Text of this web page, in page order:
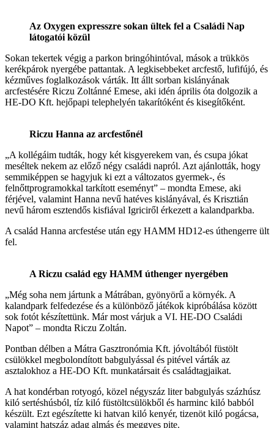
Az Oxygen expresszre sokan ültek fel a Családi Nap
látogatói közül
Sokan tekertek végig a parkon bringóhintóval, mások a trükkös
kerékpárok nyergébe pattantak. A legkisebbeket arcfestő, lufifújó, és
kézműves foglalkozások várták. Itt állt sorban kislányának
arcfestésére Riczu Zoltánné Emese, aki idén április óta dolgozik a
HE-DO Kft. hejőpapi telephelyén takarítóként és kisegítőként.
Riczu Hanna az arcfestőnél
„A kollégáim tudták, hogy két kisgyerekem van, és csupa jókat
meséltek nekem az előző négy családi napról. Azt ajánlották, hogy
semmiképpen se hagyjuk ki ezt a változatos gyermek-, és
felnőttprogramokkal tarkított eseményt” – mondta Emese, aki
férjével, valamint Hanna nevű hatéves kislányával, és Krisztián
nevű három esztendős kisfiával Igriciről érkezett a kalandparkba.
A család Hanna arcfestése után egy HAMM HD12-es úthengerre ült
fel.
A Riczu család egy HAMM úthenger nyergében
„Még soha nem jártunk a Mátrában, gyönyörű a környék. A
kalandpark felfedezése és a különböző játékok kipróbálása között
sok fotót készítettünk. Már most várjuk a VI. HE-DO Családi
Napot” – mondta Riczu Zoltán.
Pontban délben a Mátra Gasztronómia Kft. jóvoltából füstölt
csülökkel megbolondított babgulyással és pitével várták az
asztalokhoz a HE-DO Kft. munkatársait és családtagjaikat.
A hat kondérban rotyogó, közel négyszáz liter babgulyás százhúsz
kiló sertéshúsból, tíz kiló füstöltcsülökből és harminc kiló babból
készült. Ezt egészítette ki hatvan kiló kenyér, tizenöt kiló pogácsa,
valamint hatszáz adag almás és meggyes pite.